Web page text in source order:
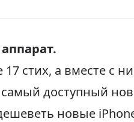
стих, а вместе с
доступный
новые